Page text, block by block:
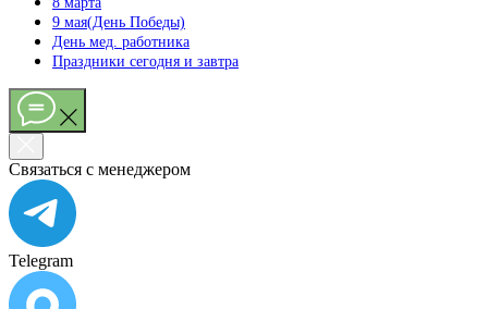
9 мая(День Победы)
День мед. работника
Праздники сегодня и завтра
Связаться с менеджером
Telegram